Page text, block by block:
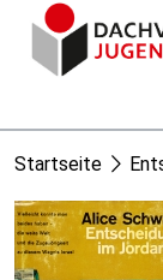
Startseite